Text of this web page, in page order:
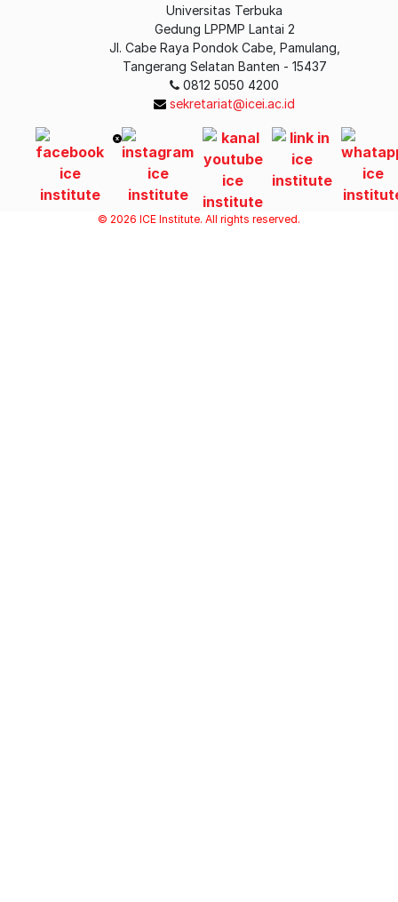
Universitas Terbuka
Gedung LPPMP Lantai 2
Jl. Cabe Raya Pondok Cabe, Pamulang,
Tangerang Selatan Banten - 15437
0812 5050 4200
sekretariat@icei.ac.id
© 2026 ICE Institute. All rights reserved.